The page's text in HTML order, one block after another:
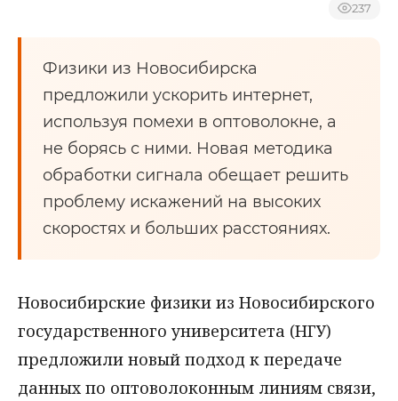
237
Физики из Новосибирска
предложили ускорить интернет,
используя помехи в оптоволокне, а
не борясь с ними. Новая методика
обработки сигнала обещает решить
проблему искажений на высоких
скоростях и больших расстояниях.
Новосибирские физики из Новосибирского
государственного университета (НГУ)
предложили новый подход к передаче
данных по оптоволоконным линиям связи,